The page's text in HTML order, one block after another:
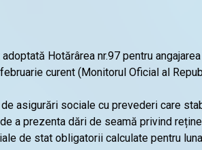
Hotărârea nr.97 pentru angajarea
curent (Monitorul Oficial al
asigurări sociale cu prevederi care
a prezenta dări de seamă privind
de stat obligatorii calculate pentru luna